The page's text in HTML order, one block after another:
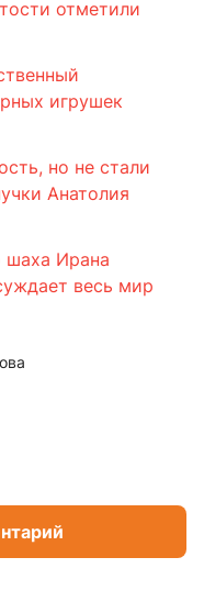
отметили
игрушек
но не стали
Анатолия
шаха Ирана
весь мир